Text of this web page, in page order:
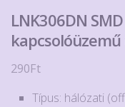
LNK306DN
kapcsolóüzemű
290Ft
Típus: hálózati